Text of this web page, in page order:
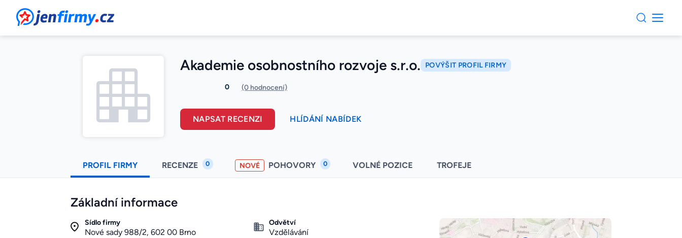
JenFirmy.cz
Akademie osobnostního rozvoje s.r.o. POVÝŠIT PROFIL FIRMY
0 (0 hodnocení)
NAPSAT RECENZI HLÍDÁNÍ NABÍDEK
PROFIL FIRMY RECENZE 0 NOVÉ POHOVORY 0 VOLNÉ POZICE TROFEJE
Základní informace
Sídlo firmy
Nové sady 988/2, 602 00 Brno
Odvětví
Vzdělávání